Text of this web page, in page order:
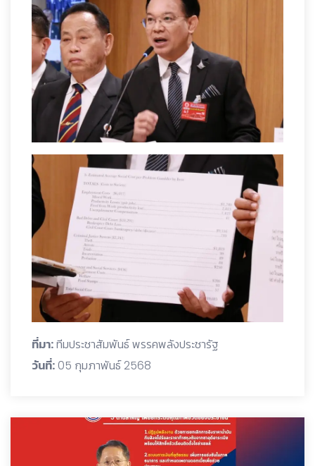
ที่มา:ทีมประชาสัมพันธ์ พรรคพลังประชารัฐ
วันที่: 05 กุมภาพันธ์ 2568